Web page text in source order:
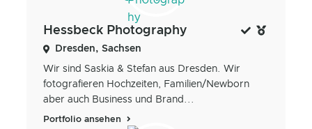
Hessbeck Photography
Dresden, Sachsen
Wir sind Saskia & Stefan aus Dresden. Wir
fotografieren Hochzeiten, Familien/Newborn
aber auch Business und Brand...
Portfolio ansehen